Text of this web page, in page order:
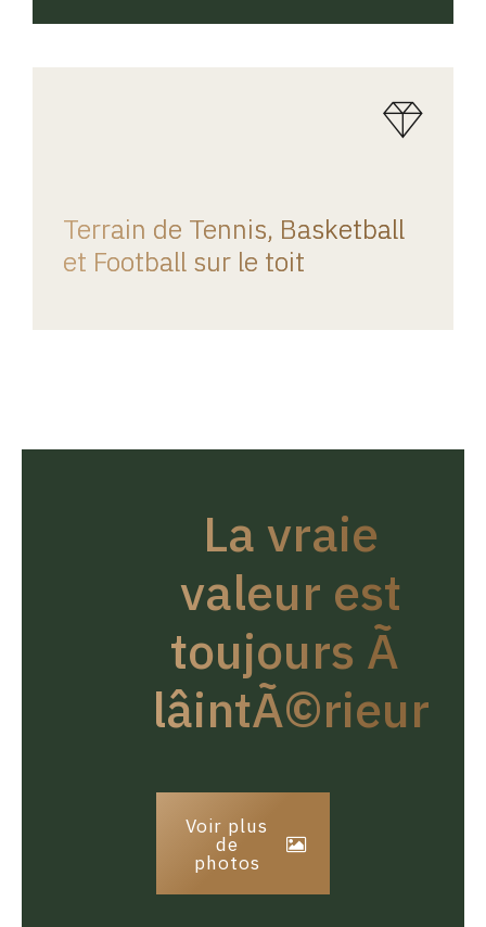
Terrain de Tennis, Basketball
et Football sur le toit
La vraie
valeur est
toujours Ã
lâintÃ©rieur
Voir plus
de
photos